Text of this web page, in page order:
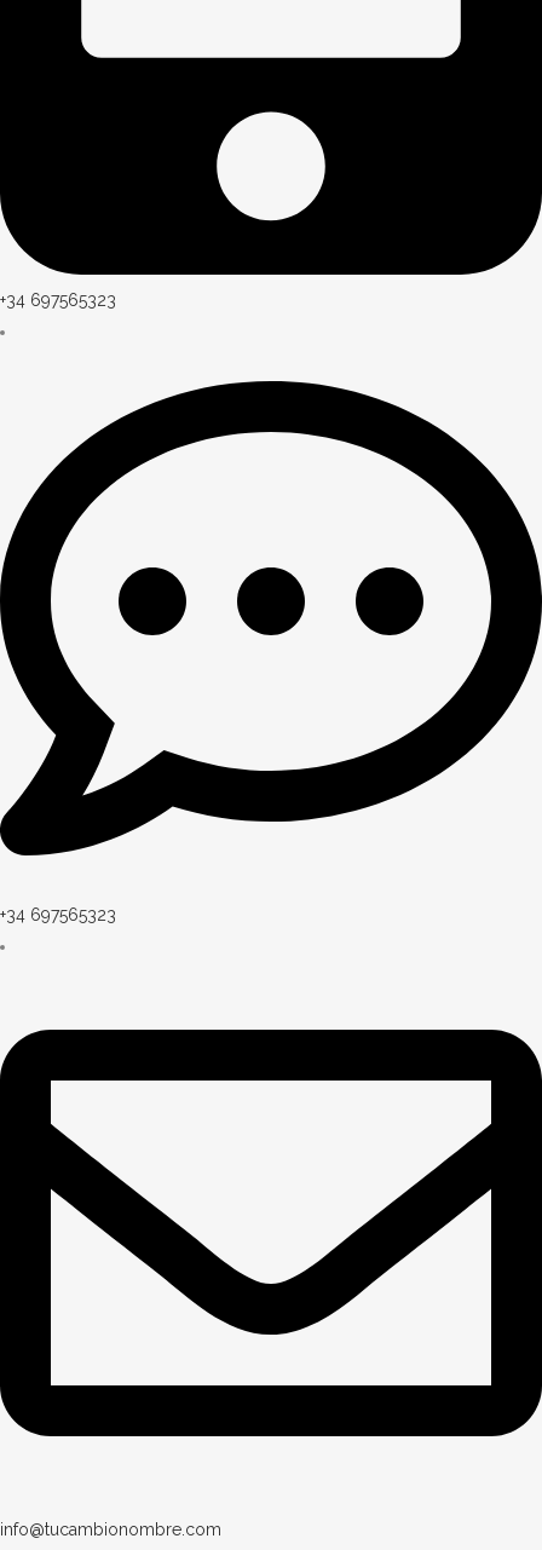
+34 697565323
+34 697565323
info@tucambionombre.com